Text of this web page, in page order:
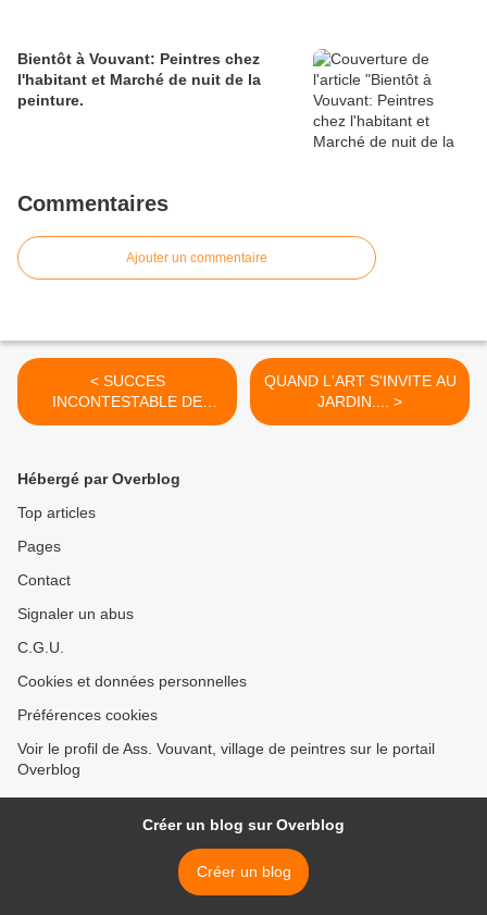
Bientôt à Vouvant: Peintres chez
l'habitant et Marché de nuit de la
peinture.
Commentaires
Ajouter un commentaire
< SUCCES
INCONTESTABLE DE
MELUSIN'ART....
QUAND L'ART S'INVITE AU
JARDIN.... >
Hébergé par Overblog
Top articles
Pages
Contact
Signaler un abus
C.G.U.
Cookies et données personnelles
Préférences cookies
Voir le profil de Ass. Vouvant, village de peintres sur le portail
Overblog
Créer un blog sur Overblog
Créer un blog